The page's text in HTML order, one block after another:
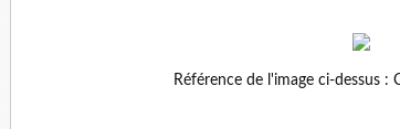
Référence de l'image ci-dessus :